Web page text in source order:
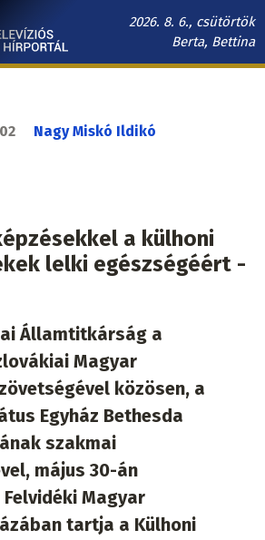
2026. 8. 6., csütörtök
Berta, Bettina
Nagy Miskó Ildikó
a külhoni
lelki egészségéért -
Államtitkárság a
Magyar
közösen, a
Egyház Bethesda
szakmai
május 30-án
Magyar
tartja a Külhoni